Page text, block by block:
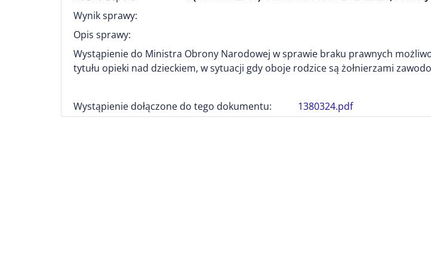
Wynik sprawy:
Opis sprawy:
Wystąpienie do Ministra Obrony Narodowej w sprawie braku prawnych
tytułu opieki nad dzieckiem, w sytuacji gdy oboje rodzice są żołnierzami
Wystąpienie dołączone do tego dokumentu: 1380324.pdf